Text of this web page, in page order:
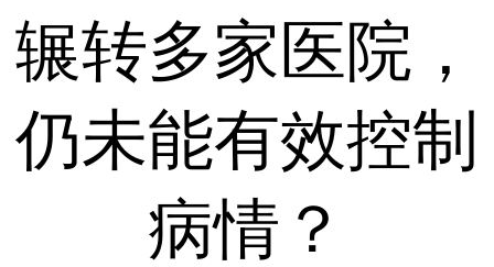
辗转多家医院，
仍未能有效控制
病情？